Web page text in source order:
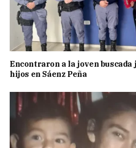
Encontraron a la joven buscada
hijos en Sáenz Peña